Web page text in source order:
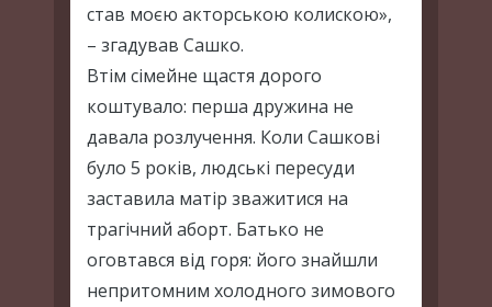
став моєю акторською колискою»,
– згадував Сашко.
Втім сімейне щастя дорого
коштувало: перша дружина не
давала розлучення. Коли Сашкові
було 5 років, людські пересуди
заставила матір зважитися на
трагічний аборт. Батько не
оговтався від горя: його знайшли
непритомним холодного зимового